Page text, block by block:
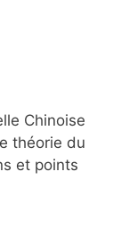
Chinoise
théorie du
et points